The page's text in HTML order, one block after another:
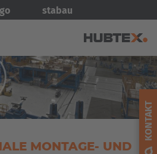
stabau
MONTAGE- UND
KONTAKT